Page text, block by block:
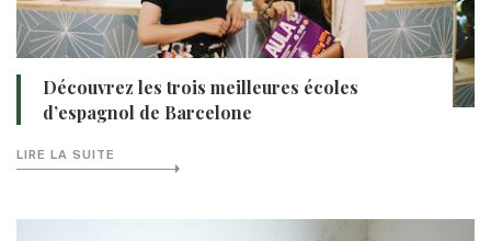
Découvrez les trois meilleures écoles
d’espagnol de Barcelone
LIRE LA SUITE